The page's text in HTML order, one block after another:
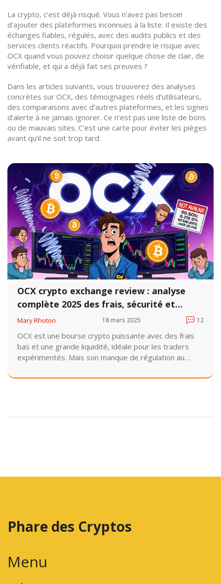
La crypto, c’est déjà risqué. Vous n’avez pas besoin
d’ajouter des plateformes inconnues à la liste. Il existe des
échanges fiables, régulés, avec des audits publics et des
services clients réactifs. Pourquoi prendre le risque avec
OCX quand vous pouvez choisir quelque chose de clair, de
vérifiable, et qui a déjà fait ses preuves ?
Dans les articles suivants, vous trouverez des analyses
concrètes sur OCX, des témoignages réels d’utilisateurs,
des comparaisons avec d’autres plateformes, et les signes
d’alerte à ne jamais ignorer. Ce n’est pas une liste de bons
ou de mauvais sites. C’est une carte pour éviter les pièges
avant qu’il ne soit trop tard.
OCX crypto exchange review : analyse
complète 2025 des frais, sécurité et
fonctionnalités
Mary Rhoton 18 mars 2025 12
OCX est une bourse crypto puissante avec des frais
bas et une grande liquidité, idéale pour les traders
expérimentés. Mais son manque de régulation au
pour les petits investisseurs.
Phare des Cryptos
Menu